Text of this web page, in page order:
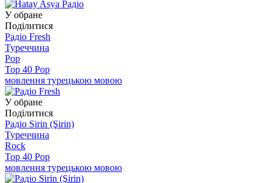
У обране
Поділитися
Радіо Fresh
Туреччина
Pop
Top 40 Pop
мовлення турецькою мовою
У обране
Поділитися
Радіо Sirin (Şirin)
Туреччина
Rock
Top 40 Pop
мовлення турецькою мовою